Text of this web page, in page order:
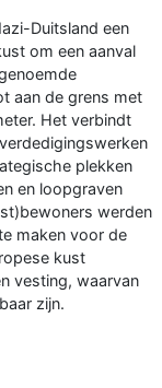
Duitsland een
om een aanval
aan de grens met
Het verbindt
plekken
en loopgraven
werden
maken voor de
kust
vesting, waarvan
zijn.